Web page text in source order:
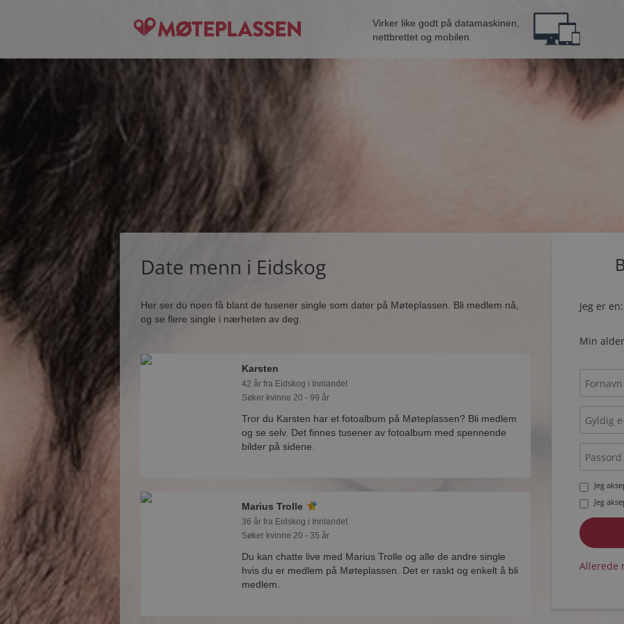
Virker like godt på datamaskinen,
nettbrettet og mobilen
Date menn i Eidskog
Her ser du noen få blant de tusener single som dater på Møteplassen. Bli medlem nå,
og se flere single i nærheten av deg.
Karsten
42 år fra Eidskog i Innlandet
Søker kvinne 20 - 99 år
Tror du Karsten har et fotoalbum på Møteplassen? Bli medlem
og se selv. Det finnes tusener av fotoalbum med spennende
bilder på sidene.
Marius Trolle
36 år fra Eidskog i Innlandet
Søker kvinne 20 - 35 år
Du kan chatte live med Marius Trolle og alle de andre single
hvis du er medlem på Møteplassen. Det er raskt og enkelt å bli
medlem.
Jeg er en:
Min
Jeg
Jeg
Allerede